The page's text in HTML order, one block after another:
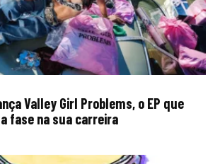
Valley Girl Problems, o EP que
fase na sua carreira